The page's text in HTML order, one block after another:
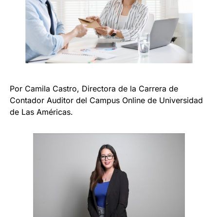
Por Camila Castro, Directora de la Carrera de
Contador Auditor del Campus Online de Universidad
de Las Américas.